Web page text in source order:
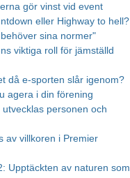
gör vinst vid event
eller Highway to hell?
sina normer"
viktiga roll för jämställd
då e-sporten slår igenom?
agera i din förening
personen och
av villkoren i Premier
Upptäckten av naturen som